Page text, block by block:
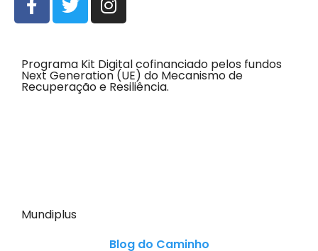
Programa Kit Digital cofinanciado pelos fundos
Next Generation (UE) do Mecanismo de
Recuperação e Resiliência.
Mundiplus
Blog do Caminho